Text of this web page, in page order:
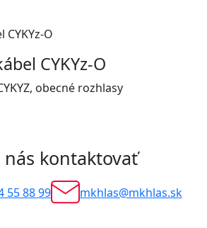
CYKYz-O
obecné rozhlasy
nás kontaktovať
55 88 99
mkhlas@mkhlas.sk